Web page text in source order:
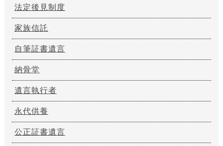
法定後見制度
家族信託
自筆証書遺言
納骨堂
遺言執行者
永代供養
公正証書遺言